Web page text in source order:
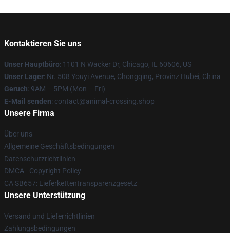
Kontaktieren Sie uns
Unser Hauptbüro: 1101 N Wacker Dr, Chicago, IL 60606, US
Unser Lager: Nr. 508 Youyi Avenue, Chongqing, Provinz Hubei, China
Geruch: 9AM – 5PM (Mon – Fri)
E-Mail senden: contact@animal-crossing.shop
Unsere Firma
Über uns
Allgemeine Geschäftsbedingungen
Datenschutzrichtlinien
DMCA - Copyright Policy
CA SB657: Lieferkettentransparenzgesetz
Unsere Unterstützung
Versand und Lieferrichtlinien
Zahlungsbedingungen